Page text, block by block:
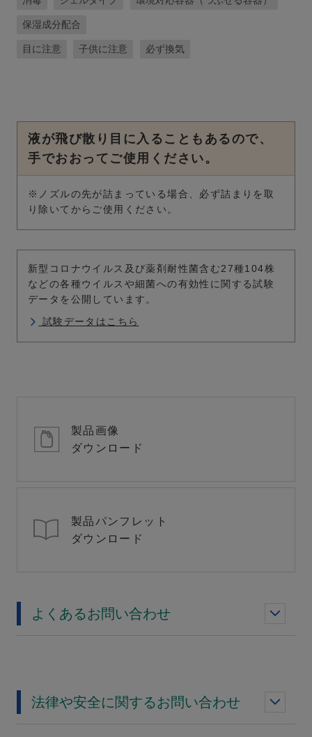
保湿成分配合
目に注意 子供に注意 必ず換気
液が飛び散り目に入ることもあるので、
手でおおってご使用ください。
※ノズルの先が詰まっている場合、必ず詰まりを取
り除いてからご使用ください。
新型コロナウイルス及び薬剤耐性菌含む27種104株
などの各種ウイルスや細菌への有効性に関する試験
データを公開しています。
試験データはこちら
製品画像
ダウンロード
製品パンフレット
ダウンロード
よくあるお問い合わせ
法律や安全に関するお問い合わせ